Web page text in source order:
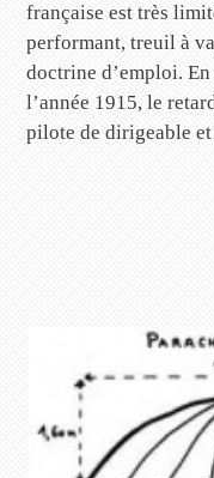
française est très
performant, treuil à
doctrine d’emploi.
l’année 1915, le
pilote de dirigeable